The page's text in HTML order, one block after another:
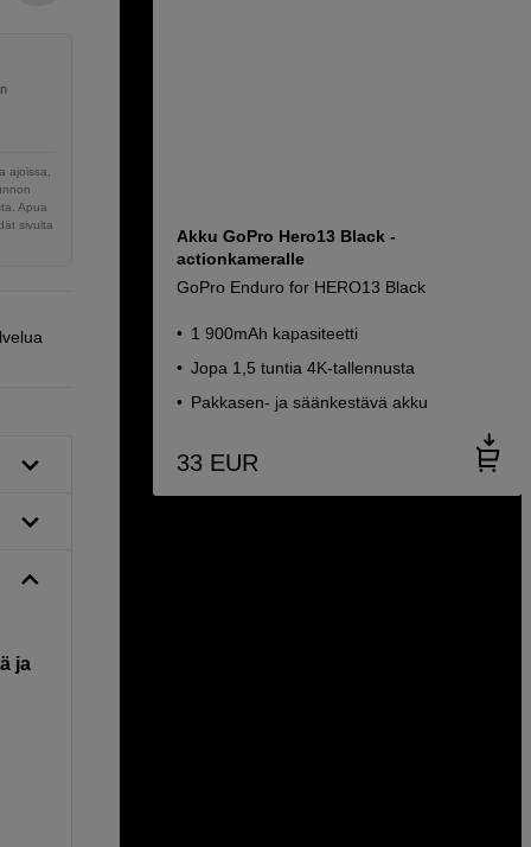
ajoissa,
Apua
sivulta
ja
Akku GoPro Hero13 Black -
actionkameralle
GoPro Enduro for HERO13 Black
1 900mAh kapasiteetti
Jopa 1,5 tuntia 4K-tallennusta
Pakkasen- ja säänkestävä akku
33 EUR